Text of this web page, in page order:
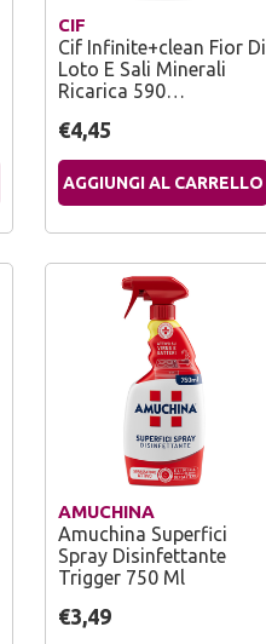
CIF
Cif Infinite+clean Fior Di
Loto E Sali Minerali
Ricarica 590…
€4,45
AGGIUNGI AL CARRELLO
AMUCHINA
Amuchina Superfici
Spray Disinfettante
Trigger 750 Ml
€3,49